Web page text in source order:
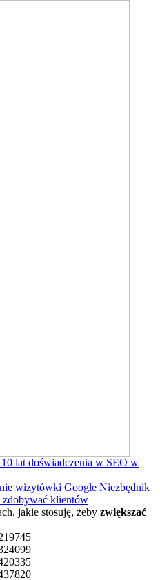
10 lat doświadczenia w SEO w
wizytówki Google Niezbędnik
zdobywać klientów
jakie stosuję, żeby zwiększać